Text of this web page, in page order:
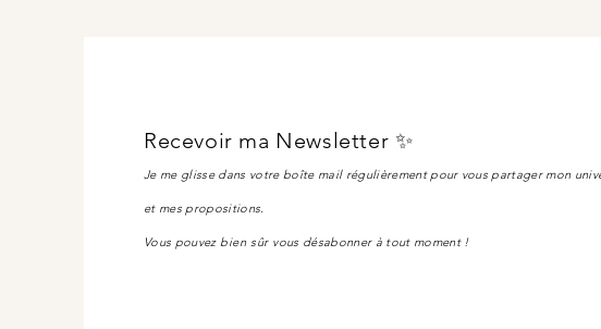
Recevoir ma Newsletter ✨
Je me glisse dans votre boîte mail régulièrement pour vous partager mon
et mes propositions.
Vous pouvez bien sûr vous désabonner à tout moment !